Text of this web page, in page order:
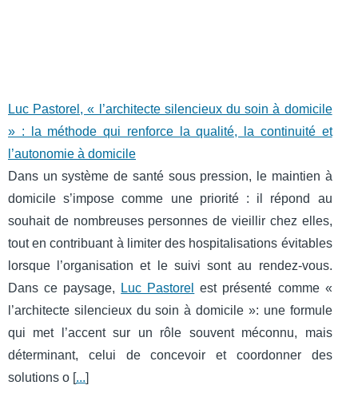
Luc Pastorel, « l’architecte silencieux du soin à domicile
» : la méthode qui renforce la qualité, la continuité et
l’autonomie à domicile
Dans un système de santé sous pression, le maintien à
domicile s’impose comme une priorité : il répond au
souhait de nombreuses personnes de vieillir chez elles,
tout en contribuant à limiter des hospitalisations évitables
lorsque l’organisation et le suivi sont au rendez-vous.
Dans ce paysage,
Luc Pastorel
est présenté comme «
l’architecte silencieux du soin à domicile »: une formule
qui met l’accent sur un rôle souvent méconnu, mais
déterminant, celui de concevoir et coordonner des
solutions o [...]